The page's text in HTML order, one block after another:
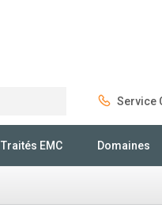
Service
Traités EMC Domaines